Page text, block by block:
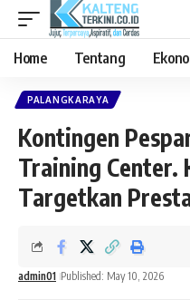
Home Tentang
PALANGKARAYA
Kontingen
Training Center.
Targetkan
admin01 Published: May 10, 2026